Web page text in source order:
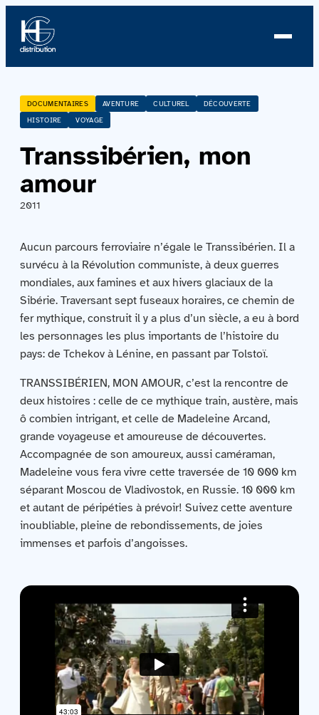
À propos
Équipe
Catalogue
Contactez-nous
DOCUMENTAIRES AVENTURE CULTUREL
DÉCOUVERTE
HISTOIRE
VOYAGE
Transsibérien, mon
amour
2011
Aucun parcours ferroviaire n’égale le Transsibérien. Il a
survécu à la Révolution communiste, à deux guerres
mondiales, aux famines et aux hivers glaciaux de la
Sibérie. Traversant sept fuseaux horaires, ce chemin de
fer mythique, construit il y a plus d’un siècle, a eu à bord
les personnages les plus importants de l’histoire du
pays: de Tchekov à Lénine, en passant par Tolstoï.
TRANSSIBÉRIEN, MON AMOUR, c’est la rencontre de
deux histoires : celle de ce mythique train, austère, mais
ô combien intrigant, et celle de Madeleine Arcand,
grande voyageuse et amoureuse de découvertes.
Accompagnée de son amoureux, aussi caméraman,
Madeleine vous fera vivre cette traversée de 10 000 km
séparant Moscou de Vladivostok, en Russie. 10 000 km
et autant de péripéties à prévoir! Suivez cette aventure
inoubliable, pleine de rebondissements, de joies
immenses et parfois d’angoisses.